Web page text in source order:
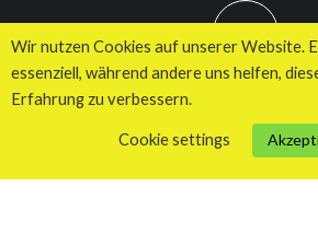
TOP
© 2026 Kuhnes MultiMedia
Wir nutzen Cookies auf unserer Website.
essenziell, während andere uns helfen,
Erfahrung zu verbessern.
Cookie settings